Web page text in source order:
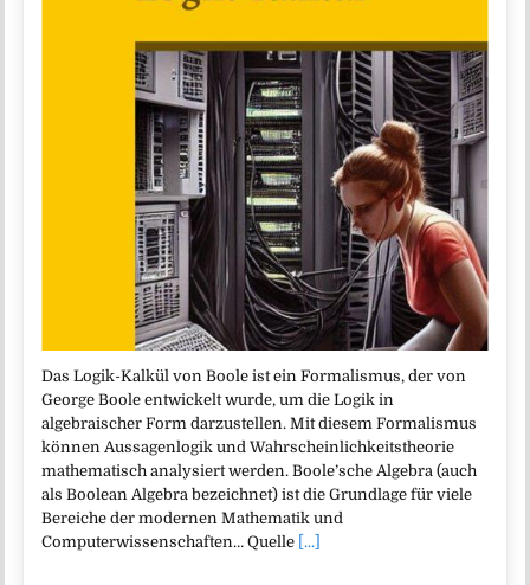
Das Logik-Kalkül von Boole ist ein Formalismus, der von
George Boole entwickelt wurde, um die Logik in
algebraischer Form darzustellen. Mit diesem Formalismus
können Aussagenlogik und Wahrscheinlichkeitstheorie
mathematisch analysiert werden. Boole’sche Algebra (auch
als Boolean Algebra bezeichnet) ist die Grundlage für viele
Bereiche der modernen Mathematik und
Computerwissenschaften… Quelle [...]